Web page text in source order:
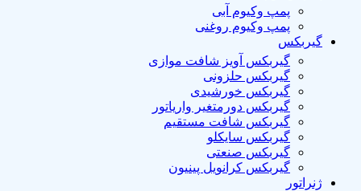
پمپ وکیوم آبی
پمپ وکیوم روغنی
گیربکس
گیربکس آویز شافت موازی
گیربکس حلزونی
گیربکس خورشیدی
گیربکس دورمتغیر واریاتور
گیربکس شافت مستقیم
گیربکس سایکلو
گیربکس صنعتی
گیربکس کرانویل پینیون
ژنراتور